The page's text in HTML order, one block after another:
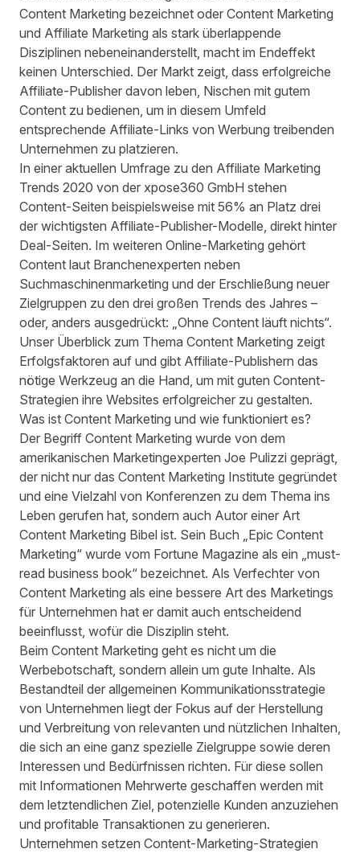
Content Marketing bezeichnet oder Content Marketing
und Affiliate Marketing als stark überlappende
Disziplinen nebeneinanderstellt, macht im Endeffekt
keinen Unterschied. Der Markt zeigt, dass erfolgreiche
Affiliate-Publisher davon leben, Nischen mit gutem
Content zu bedienen, um in diesem Umfeld
entsprechende Affiliate-Links von Werbung treibenden
Unternehmen zu platzieren.
In einer aktuellen Umfrage zu den Affiliate Marketing
Trends 2020 von der xpose360 GmbH stehen
Content-Seiten beispielsweise mit 56% an Platz drei
der wichtigsten Affiliate-Publisher-Modelle, direkt hinter
Deal-Seiten. Im weiteren Online-Marketing gehört
Content laut Branchenexperten neben
Suchmaschinenmarketing und der Erschließung neuer
Zielgruppen zu den drei großen Trends des Jahres –
oder, anders ausgedrückt: „Ohne Content läuft nichts“.
Unser Überblick zum Thema Content Marketing zeigt
Erfolgsfaktoren auf und gibt Affiliate-Publishern das
nötige Werkzeug an die Hand, um mit guten Content-
Strategien ihre Websites erfolgreicher zu gestalten.
Was ist Content Marketing und wie funktioniert es?
Der Begriff Content Marketing wurde von dem
amerikanischen Marketingexperten Joe Pulizzi geprägt,
der nicht nur das Content Marketing Institute gegründet
und eine Vielzahl von Konferenzen zu dem Thema ins
Leben gerufen hat, sondern auch Autor einer Art
Content Marketing Bibel ist. Sein Buch „Epic Content
Marketing“ wurde vom Fortune Magazine als ein „must-
read business book“ bezeichnet. Als Verfechter von
Content Marketing als eine bessere Art des Marketings
für Unternehmen hat er damit auch entscheidend
beeinflusst, wofür die Disziplin steht.
Beim Content Marketing geht es nicht um die
Werbebotschaft, sondern allein um gute Inhalte. Als
Bestandteil der allgemeinen Kommunikationsstrategie
von Unternehmen liegt der Fokus auf der Herstellung
und Verbreitung von relevanten und nützlichen Inhalten,
die sich an eine ganz spezielle Zielgruppe sowie deren
Interessen und Bedürfnissen richten. Für diese sollen
mit Informationen Mehrwerte geschaffen werden mit
dem letztendlichen Ziel, potenzielle Kunden anzuziehen
und profitable Transaktionen zu generieren.
Unternehmen setzen Content-Marketing-Strategien